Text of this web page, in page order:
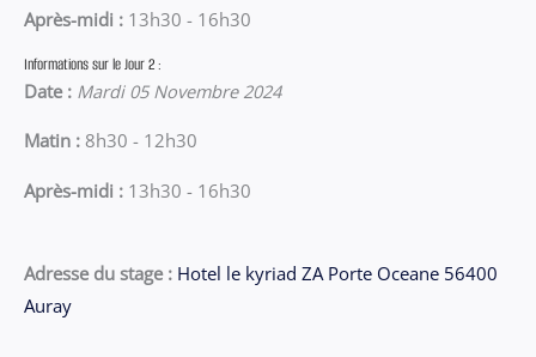
Après-midi : 13h30 - 16h30
Informations sur le Jour 2 :
Date : Mardi 05 Novembre 2024
Matin : 8h30 - 12h30
Après-midi : 13h30 - 16h30
Adresse du stage : Hotel le kyriad ZA Porte Oceane 56400
Auray